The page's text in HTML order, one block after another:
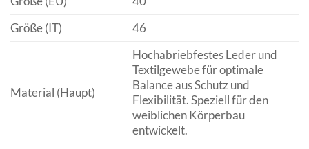
Größe (IT)
46
Material (Haupt)
Hochabriebfestes Leder und
Textilgewebe für optimale
Balance aus Schutz und
Flexibilität. Speziell für den
weiblichen Körperbau
entwickelt.